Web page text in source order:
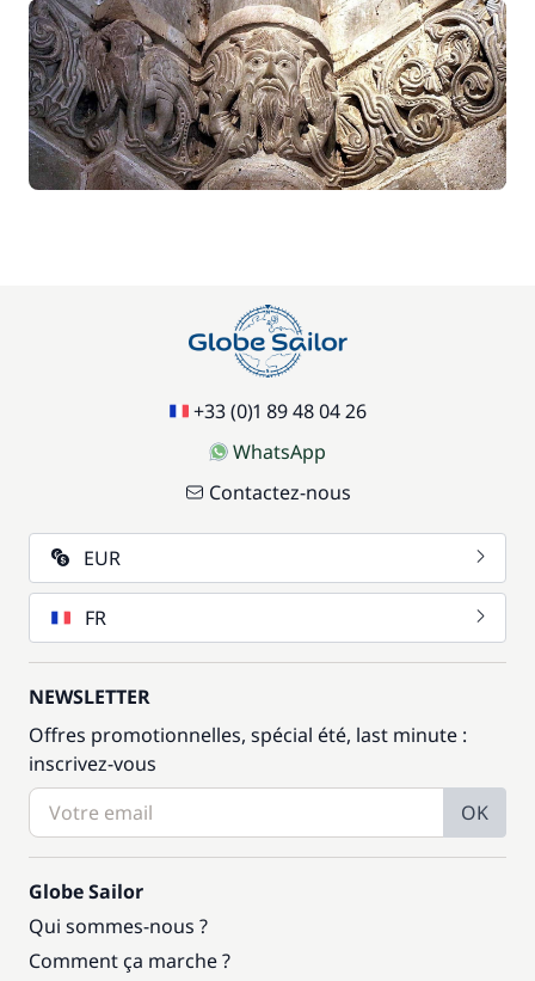
Location de vélo - Adulte 59,50 €
/ semaine
Location de vélo - Enfant 45,50 €
/ semaine
Paddle 77,00 €
+33 (0)1 89 48 04 26
WhatsApp
Contactez-nous
EUR
FR
NEWSLETTER
Offres promotionnelles, spécial été, last minute :
inscrivez-vous
OK
Globe Sailor
Qui sommes-nous ?
Comment ça marche ?